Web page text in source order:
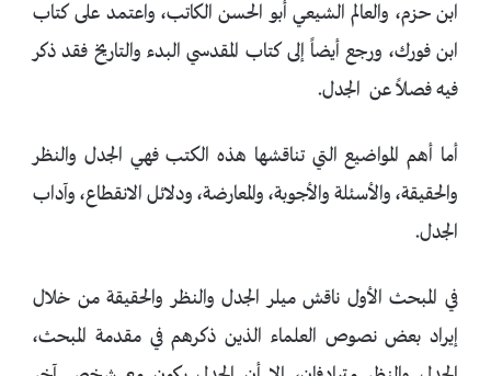
ابن حزم، والعالم الشيعي أبو الحسن الكاتب، واعتمد على كتاب
ابن فورك، ورجع أيضاً إلى كتاب المقدسي البدء والتاريخ فقد ذكر
فيه فصلاً عن الجدل.
أما أهم المواضيع التي تناقشها هذه الكتب فهي الجدل والنظر
والحقيقة، والأسئلة والأجوبة، والمعارضة، ودلائل الانقطاع، وآداب
الجدل.
في المبحث الأول ناقش ميلر الجدل والنظر والحقيقة من خلال
إيراد بعض نصوص العلماء الذين ذكرهم في مقدمة المبحث،